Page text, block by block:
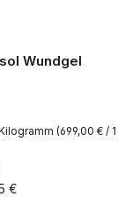
Wundgel
(699,00 € /
Preis:
€